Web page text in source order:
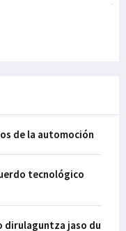
de la automoción
tecnológico
dirulaguntza jaso du